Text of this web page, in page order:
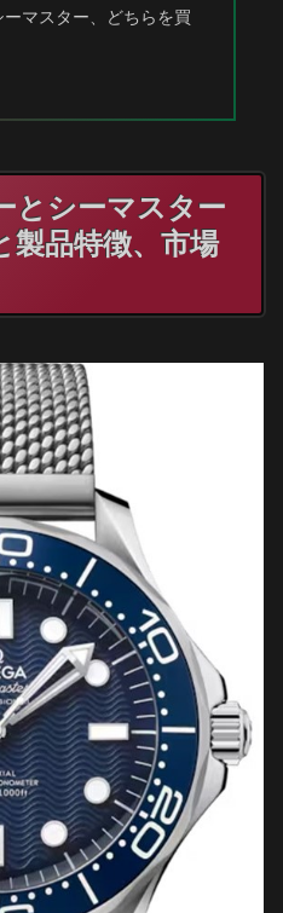
マスター、どちらを買
とシーマスター
製品特徴、市場